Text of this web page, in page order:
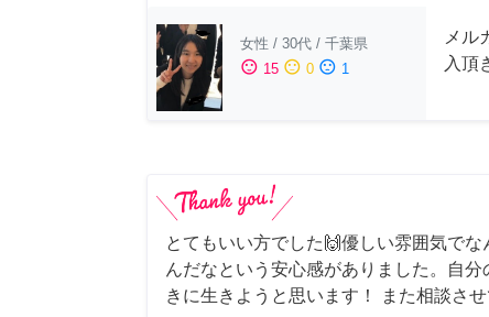
女性 / 30代 / 千葉県
sentiment_satisfied 15 sentiment_neutral 0 sentiment_dissatisfied 1
メル
入頂
とてもいい方でした🙌優しい雰囲気で
んだなという安心感がありました。自分
きに生きようと思います！ また相談させ